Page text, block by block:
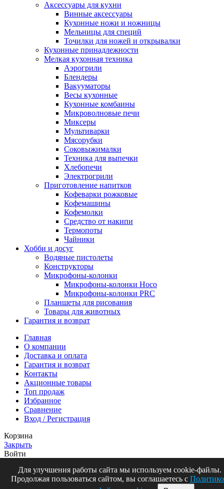
Аксессуары для кухни
Винные аксессуары
Кухонные ножи и ножницы
Мельницы для специй
Точилки для ножей и открывалки
Кухонные принадлежности
Мелкая кухонная техника
Аэрогрили
Блендеры
Вакууматоры
Весы кухонные
Кухонные комбаины
Микроволновые печи
Миксеры
Мультиварки
Мясорубки
Соковыжималки
Техника для выпечки
Хлебопечи
Электрогрили
Приготовление напитков
Кофеварки рожковые
Кофемашины
Кофемолки
Средство от накипи
Термопоты
Чайники
Хобби и досуг
Водяные пистолеты
Конструкторы
Микрофоны-колонки
Микрофоны-колонки Hoco
Микрофоны-колонки PRC
Планшеты для рисования
Товары для животных
Гарантия и возврат
Главная
О компании
Доставка и оплата
Гарантия и возврат
Контакты
Акционные товары
Топ продаж
Избранное
Сравнение
Вход / Регистрация
Корзина
Закрыть
Войти
Еще нет аккаунта?
Для улучшения работы сайта мы используем cookie-файлы.
Продолжая пользоваться сайтом, вы соглашаетесь с